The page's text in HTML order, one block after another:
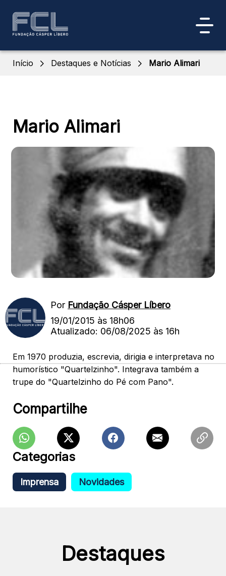
Início Destaques e Notícias Mario Alimari
Mario Alimari
Por Fundação Cásper Líbero
19/01/2015 às 18h06
Atualizado: 06/08/2025 às 16h
Em 1970 produzia, escrevia, dirigia e interpretava no
humorístico "Quartelzinho". Integrava também a
trupe do "Quartelzinho do Pé com Pano".
Compartilhe
Categorias
Imprensa Novidades
Destaques